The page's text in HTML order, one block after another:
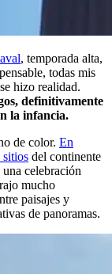
, temporada alta,
todas mis
hizo realidad.
definitivamente
la infancia.
de color. En
sitios del continente
celebración
mucho
paisajes y
de panoramas.